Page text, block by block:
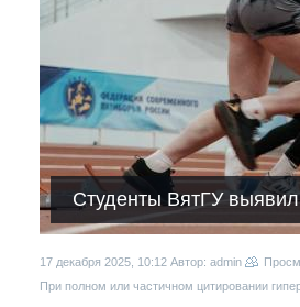
Студенты ВятГУ
17 декабря 2025, 10:12 Автор: admin
При полном или частичном цитировании